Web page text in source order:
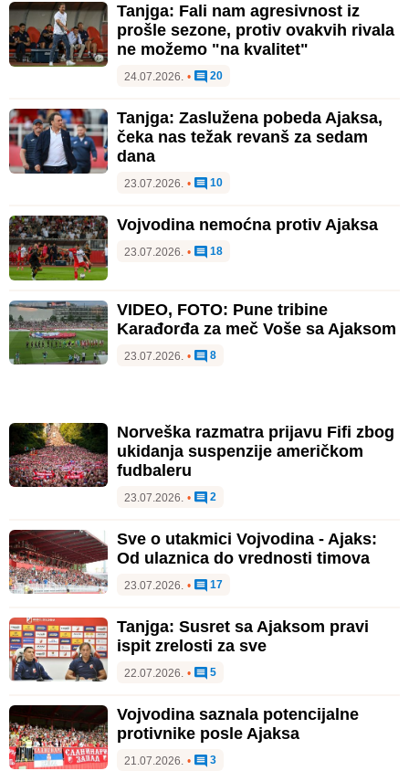
Tanjga: Fali nam agresivnost iz
prošle sezone, protiv ovakvih rivala
ne možemo "na kvalitet"
24.07.2026. • 20
Tanjga: Zaslužena pobeda Ajaksa,
čeka nas težak revanš za sedam
dana
23.07.2026. • 10
Vojvodina nemoćna protiv Ajaksa
23.07.2026. • 18
VIDEO, FOTO: Pune tribine
Karađorđa za meč Voše sa Ajaksom
23.07.2026. • 8
Norveška razmatra prijavu Fifi zbog
ukidanja suspenzije američkom
fudbaleru
23.07.2026. • 2
Sve o utakmici Vojvodina - Ajaks:
Od ulaznica do vrednosti timova
23.07.2026. • 17
Tanjga: Susret sa Ajaksom pravi
ispit zrelosti za sve
22.07.2026. • 5
Vojvodina saznala potencijalne
protivnike posle Ajaksa
21.07.2026. • 3